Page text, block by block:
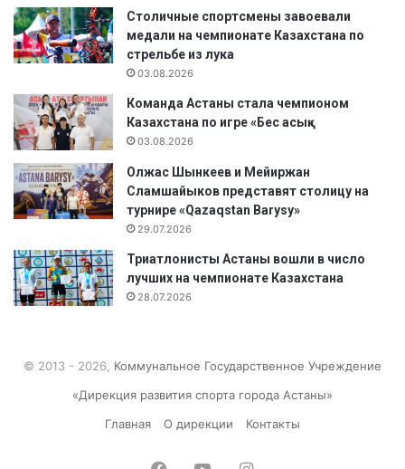
Столичные спортсмены завоевали
медали на чемпионате Казахстана по
стрельбе из лука
03.08.2026
Команда Астаны стала чемпионом
Казахстана по игре «Бес асық»
03.08.2026
Олжас Шынкеев и Мейиржан
Сламшайыков представят столицу на
турнире «Qazaqstan Barysy»
29.07.2026
Триатлонисты Астаны вошли в число
лучших на чемпионате Казахстана
28.07.2026
© 2013 - 2026, Коммунальное Государственное Учреждение
«Дирекция развития спорта города Астаны»
Главная
О дирекции Контакты